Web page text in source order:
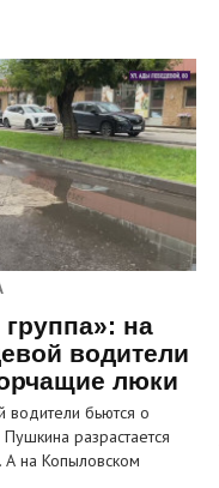
на
водители
люки
бьются о
разрастается
А на Копыловском